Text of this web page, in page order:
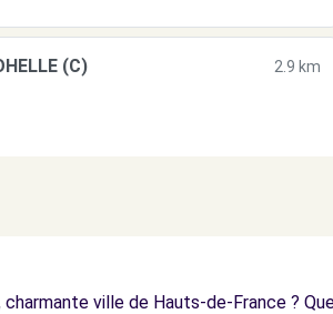
(C)
2.9 km
ville de Hauts-de-France ?